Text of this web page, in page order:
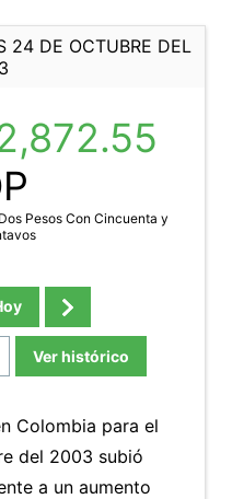
24 DE OCTUBRE DEL
Pesos Con Cincuenta y
Ver histórico
Colombia para el
del 2003 subió
a un aumento